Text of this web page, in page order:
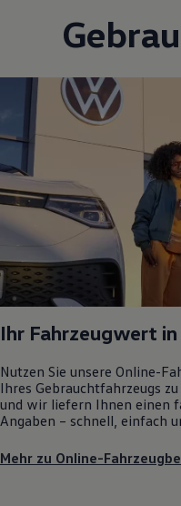
Ihr Fahrzeugwert
Nutzen Sie unsere Online-
Ihres Gebrauchtfahrzeugs
und wir liefern Ihnen einen
Angaben – schnell, einfach
Mehr zu Online-